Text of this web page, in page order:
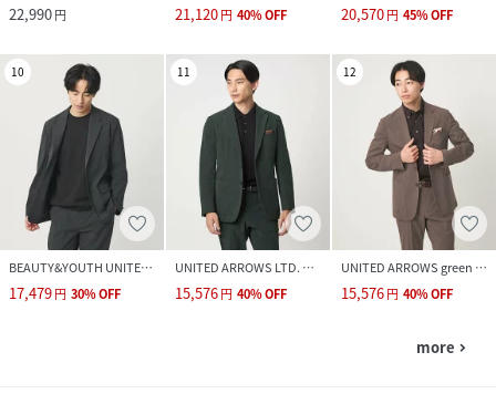
22,990円 21,120円 40%OFF 20,570円 45%OFF
10
BEAUTY&YOUTH UNITED ARROWS
17,479円 30%OFF
11
UNITED ARROWS LTD. OUTLET
15,576円 40%OFF
12
UNITED ARROWS green label relaxing
15,576円 40%OFF
more navigate_next